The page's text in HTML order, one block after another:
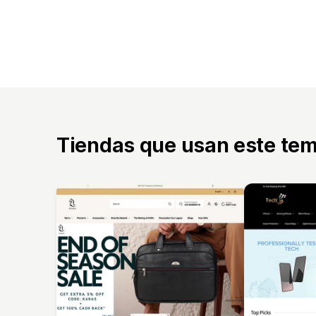
Tiendas que usan este